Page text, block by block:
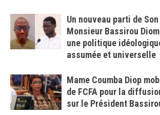
Un nouveau parti de
Monsieur Bassirou
une politique
assumée et universelle
Mame Coumba Diop
de FCFA pour la
sur le Président